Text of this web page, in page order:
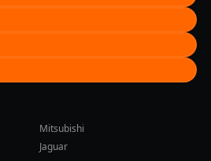
Mitsubishi
Jaguar